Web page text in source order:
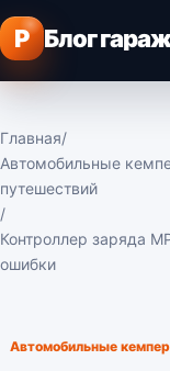
Перейти к
P
Главная/
Автомобильные
путешествий
/
Контроллер заряда
ошибки
Автомобильные